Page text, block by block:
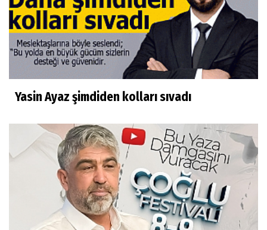
Yasin Ayaz şimdiden kolları sıvadı